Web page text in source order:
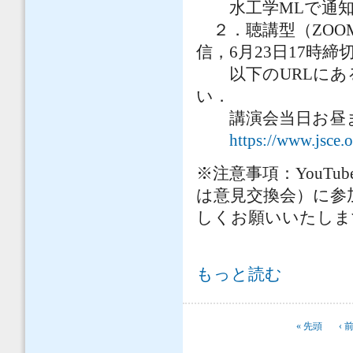
水工学MLで通知
２．聴講型（
信，6月23日17時締
以下のURLにあ
い．
講演会当日お昼
https://
※注意事項：
は意見交換会）に
しくお願いいたし
【第21回水工学オンライン連続講演
もっと読む
« 先頭 ‹